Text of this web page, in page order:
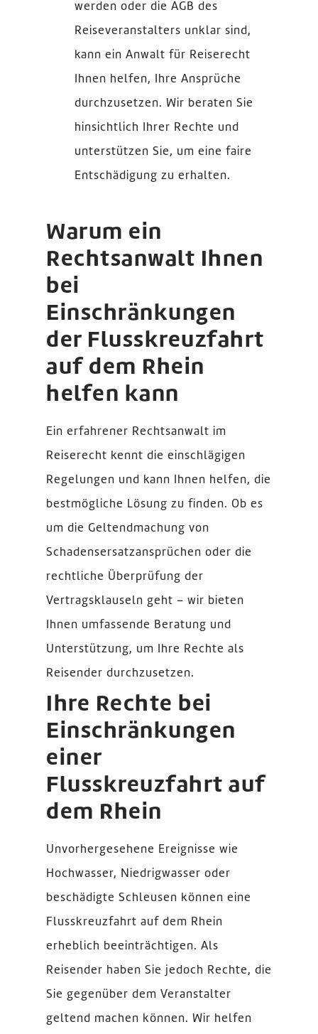
werden oder die AGB des
Reiseveranstalters unklar sind,
kann ein Anwalt für Reiserecht
Ihnen helfen, Ihre Ansprüche
durchzusetzen. Wir beraten Sie
hinsichtlich Ihrer Rechte und
unterstützen Sie, um eine faire
Entschädigung zu erhalten.
Warum ein
Rechtsanwalt Ihnen
bei
Einschränkungen
der Flusskreuzfahrt
auf dem Rhein
helfen kann
Ein erfahrener Rechtsanwalt im
Reiserecht kennt die einschlägigen
Regelungen und kann Ihnen helfen, die
bestmögliche Lösung zu finden. Ob es
um die Geltendmachung von
Schadensersatzansprüchen oder die
rechtliche Überprüfung der
Vertragsklauseln geht – wir bieten
Ihnen umfassende Beratung und
Unterstützung, um Ihre Rechte als
Reisender durchzusetzen.
Ihre Rechte bei
Einschränkungen
einer
Flusskreuzfahrt auf
dem Rhein
Unvorhergesehene Ereignisse wie
Hochwasser, Niedrigwasser oder
beschädigte Schleusen können eine
Flusskreuzfahrt auf dem Rhein
erheblich beeinträchtigen. Als
Reisender haben Sie jedoch Rechte, die
Sie gegenüber dem Veranstalter
geltend machen können. Wir helfen